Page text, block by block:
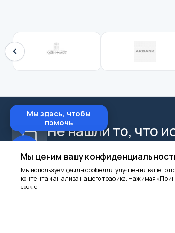
Не нашли то, что
Мы ценим вашу
Мы используем файлы cookie для улучшения вашего
контента и анализа нашего трафика. Нажимая
cookie.
Мы здесь, чтобы
помочь